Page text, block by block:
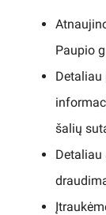
Paupio
šalių
Detaliau